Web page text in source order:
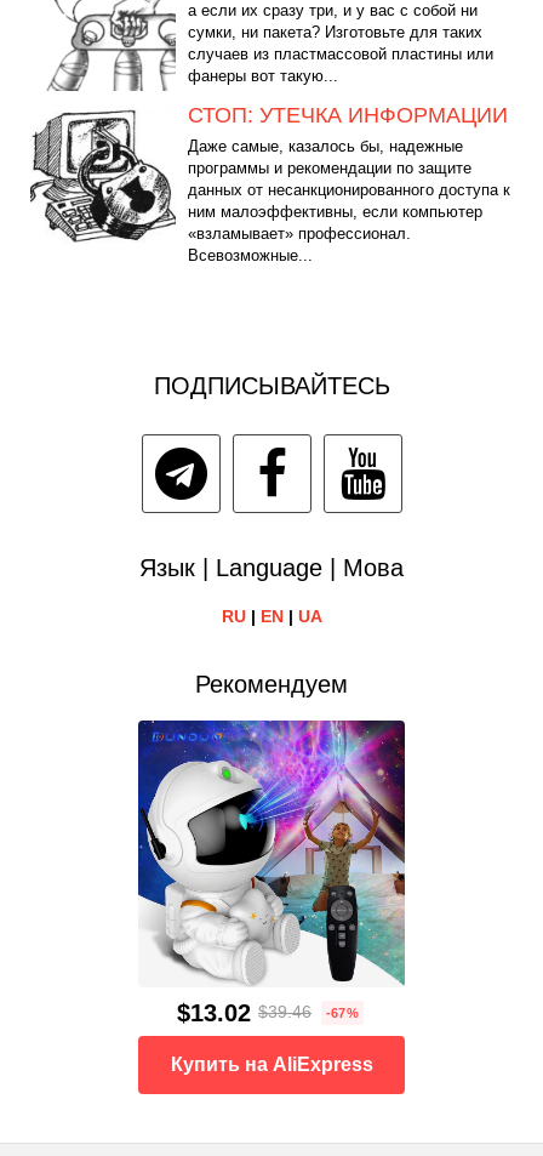
а если их сразу три, и у вас с собой ни
сумки, ни пакета? Изготовьте для таких
случаев из пластмассовой пластины или
фанеры вот такую...
СТОП: УТЕЧКА ИНФОРМАЦИИ
Даже самые, казалось бы, надежные
программы и рекомендации по защите
данных от несанкционированного доступа к
ним малоэффективны, если компьютер
«взламывает» профессионал.
Всевозможные...
ПОДПИСЫВАЙТЕСЬ
Язык | Language | Мова
RU| EN| UA
Рекомендуем
$13.02 $39.46 -67%
Купить на AliExpress